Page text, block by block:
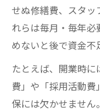
せぬ修繕費、スタッ
れらは毎月・毎年
めないと後で資金不
たとえば、開業時
費」や「採用活動
保には欠かせません